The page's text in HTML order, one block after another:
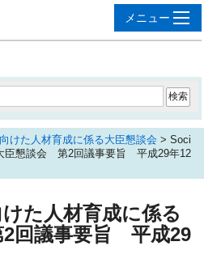
けた人材育成に係る大臣懇談会 > Soci
臣懇談会 第2回議事要旨 平成29年12
た人材育成に係る
回議事要旨 平成29